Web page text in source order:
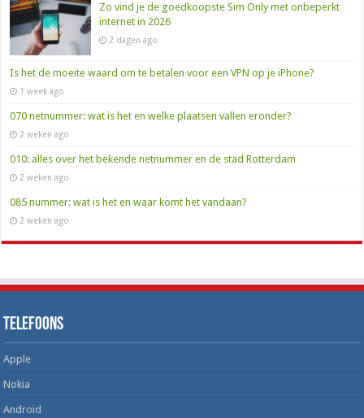
Zo vind je de goedkoopste Sim Only met onbeperkt
internet in 2026
2 dagen ago
Is het de moeite waard om te betalen voor een VPN op je iPhone?
1 week ago
070 netnummer: wat is het en welke plaatsen vallen eronder?
2 weken ago
010: alles over het bekende netnummer en de stad Rotterdam
2 weken ago
085 nummer: wat is het en waar komt het vandaan?
2 weken ago
Telefoons
Apple
Nokia
Android